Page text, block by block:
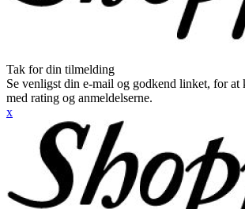
Tak for din tilmelding
Se venligst din e-mail og godkend linket, for at
med rating og anmeldelserne.
x